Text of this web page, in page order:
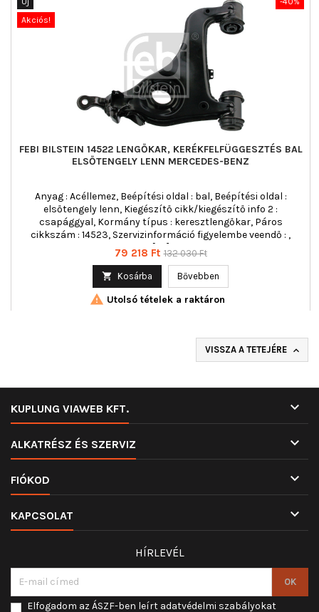
Akciós!
FEBI BILSTEIN 14522 LENGŐKAR, KERÉKFELFÜGGESZTÉS BAL
ELSŐTENGELY LENN MERCEDES-BENZ
Anyag : Acéllemez, Beépítési oldal : bal, Beépítési oldal :
elsőtengely lenn, Kiegészítő cikk/kiegészítő info 2 :
csapággyal, Kormány típus : keresztlengőkar, Páros
cikkszám : 14523, Szervizinformáció figyelembe veendő : ,
Tömeg [kg] : 4,970
Ár
79 218 Ft Normál
132 030 Ft
 Kosárba Bővebben
 Utolsó tételek a raktáron
VISSZA A TETEJÉRE 
KUPLUNG VIAWEB KFT. 
ALKATRÉSZ ÉS SZERVIZ 
FIÓKOD 
KAPCSOLAT 
HÍRLEVÉL
Elfogadom az ÁSZF-ben leírt adatvédelmi szabályokat